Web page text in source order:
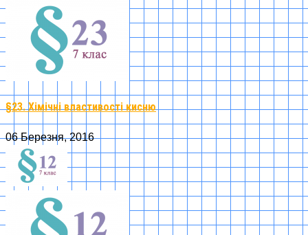
§23. Хімічні властивості кисню
06 Березня, 2016